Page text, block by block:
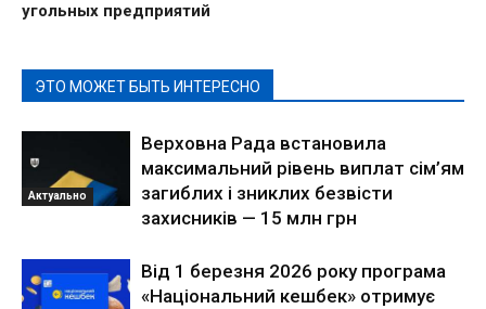
угольных предприятий
ЭТО МОЖЕТ БЫТЬ ИНТЕРЕСНО
Актуально
Верховна Рада встановила
максимальний рівень виплат сім’ям
загиблих і зниклих безвісти
захисників — 15 млн грн
Від 1 березня 2026 року програма
«Національний кешбек» отримує